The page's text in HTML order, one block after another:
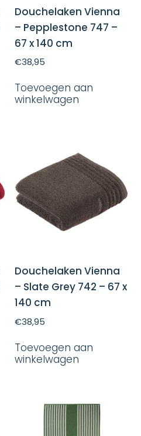
Douchelaken Vienna
– Pepplestone 747 –
67 x 140 cm
€38,95
Toevoegen aan
winkelwagen
Douchelaken Vienna
– Slate Grey 742 – 67 x
140 cm
€38,95
Toevoegen aan
winkelwagen